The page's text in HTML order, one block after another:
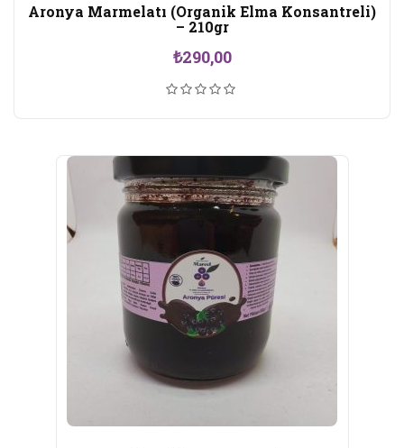
Aronya Marmelatı (Organik Elma Konsantreli)
– 210gr
₺290,00